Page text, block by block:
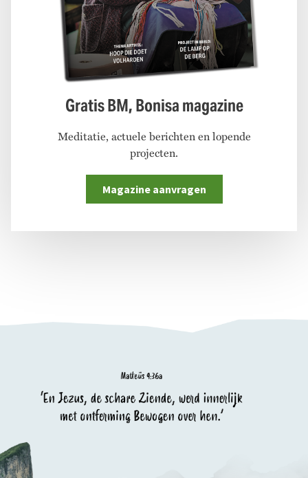
Gratis BM, Bonisa magazine
Meditatie, actuele berichten en lopende
projecten.
Magazine aanvragen